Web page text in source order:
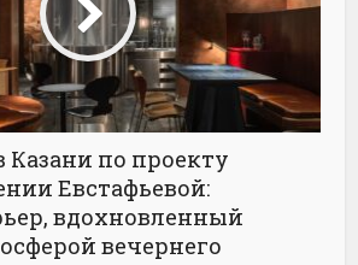
Казани по проекту
Евстафьевой:
вдохновленный
вечернего